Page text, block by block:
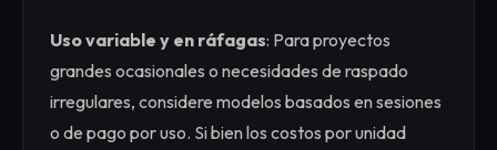
Uso variable y en ráfagas: Para proyectos
grandes ocasionales o necesidades de raspado
irregulares, considere modelos basados en sesiones
o de pago por uso. Si bien los costos por unidad